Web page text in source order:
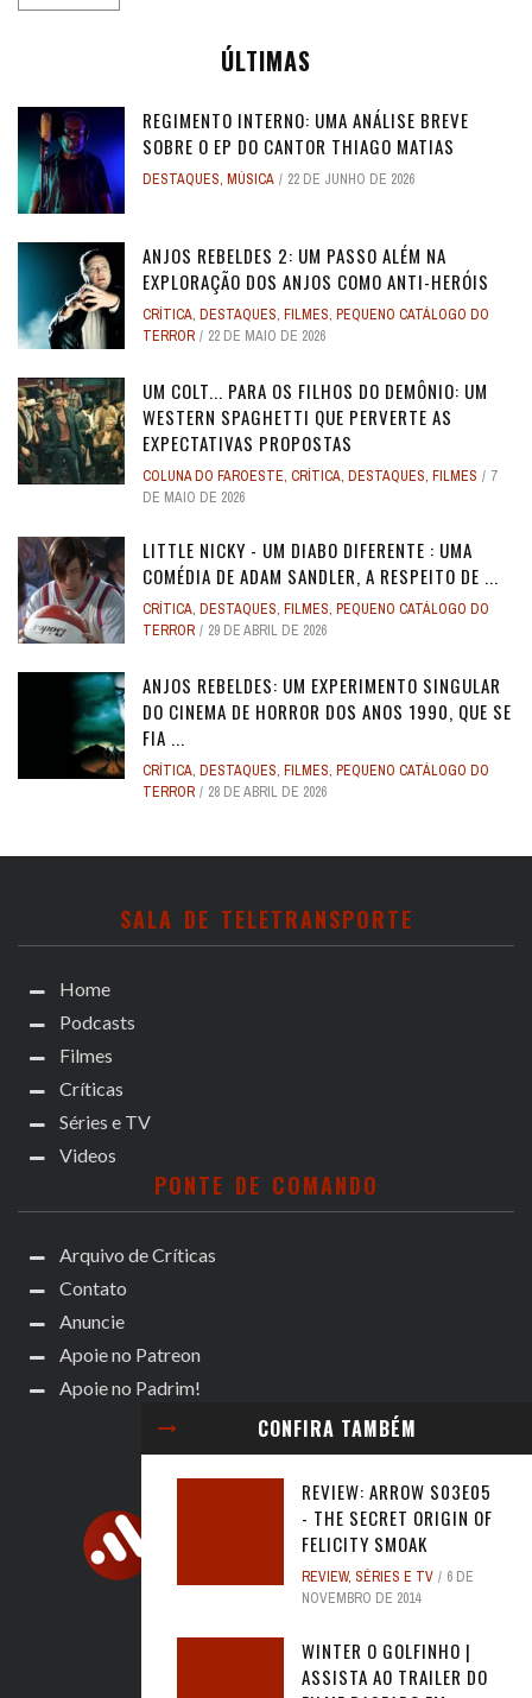
CONFIRA TAMBÉM
REVIEW: ARROW S03E05
- THE SECRET ORIGIN OF
FELICITY SMOAK
REVIEW, SÉRIES E TV
6 DE
NOVEMBRO DE 2014
WINTER O GOLFINHO |
ASSISTA AO TRAILER DO
ÚLTIMAS
REGIMENTO INTERNO: UMA ANÁLISE BREVE
SOBRE O EP DO CANTOR THIAGO MATIAS
DESTAQUES, MÚSICA 22 DE JUNHO DE 2026
ANJOS REBELDES 2: UM PASSO ALÉM NA
EXPLORAÇÃO DOS ANJOS COMO ANTI-HERÓIS
CRÍTICA, DESTAQUES, FILMES, PEQUENO CATÁLOGO DO
TERROR
22 DE MAIO DE 2026
UM COLT... PARA OS FILHOS DO DEMÔNIO: UM
WESTERN SPAGHETTI QUE PERVERTE AS
EXPECTATIVAS PROPOSTAS
COLUNA DO FAROESTE, CRÍTICA, DESTAQUES, FILMES
7
DE MAIO DE 2026
LITTLE NICKY - UM DIABO DIFERENTE : UMA
COMÉDIA DE ADAM SANDLER, A RESPEITO DE ...
CRÍTICA, DESTAQUES, FILMES, PEQUENO CATÁLOGO DO
TERROR
29 DE ABRIL DE 2026
ANJOS REBELDES: UM EXPERIMENTO SINGULAR
DO CINEMA DE HORROR DOS ANOS 1990, QUE SE
FIA ...
CRÍTICA, DESTAQUES, FILMES, PEQUENO CATÁLOGO DO
TERROR
28 DE ABRIL DE 2026
SALA DE TELETRANSPORTE
Home
Podcasts
Filmes
Críticas
Séries e TV
Videos
PONTE DE COMANDO
Arquivo de Críticas
Contato
Anuncie
Apoie no Patreon
Apoie no Padrim!
ACOMPANHE